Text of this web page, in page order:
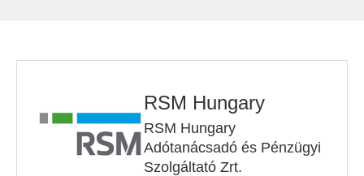
RSM Hungary
RSM Hungary
Adótanácsadó és Pénzügyi
Szolgáltató Zrt.